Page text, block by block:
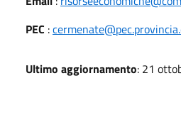
PEC :
Ultimo aggiornamento: 21